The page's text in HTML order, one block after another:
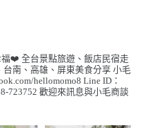
福❤️ 全台景點旅遊、飯店民宿走
台南、高雄、屏東美食分享 小毛
hellomomo8 Line ID：
723752 歡迎來訊息與小毛商談